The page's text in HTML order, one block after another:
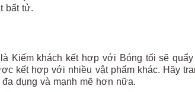
bất tử.
Kiếm khách kết hợp với Bóng tối sẽ quẩy
kết hợp với nhiều vật phẩm khác. Hãy
dụng và mạnh mẽ hơn nữa.